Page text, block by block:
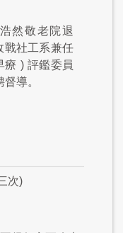
然敬老院退
戰社工系兼任
療 ) 評鑑委員
導。
次)